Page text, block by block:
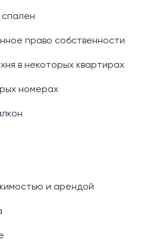
спален
право собственности
в некоторых квартирах
номерах
и арендой